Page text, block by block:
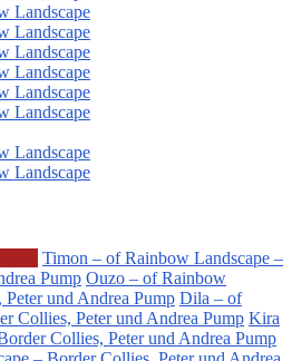
Timon – of Rainbow Landscape –
Pump Ouzo – of Rainbow
und Andrea Pump Dila – of
Collies, Peter und Andrea Pump Kira
Collies, Peter und Andrea Pump